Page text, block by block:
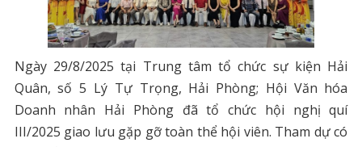
Ngày 29/8/2025 tại Trung tâm tổ chức sự kiện Hải
Quân, số 5 Lý Tự Trọng, Hải Phòng; Hội Văn hóa
Doanh nhân Hải Phòng đã tổ chức hội nghị quí
III/2025 giao lưu gặp gỡ toàn thể hội viên. Tham dự có